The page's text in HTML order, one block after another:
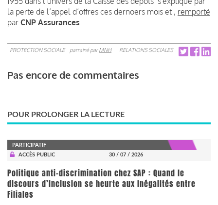
la perte de l’appel d’offres ces dernoers mois et , remporté
par CNP Assurances
PROTECTION SOCIALE parrainé parMNH RELATIONS SOCIALES
Pas encore de commentaires
POUR PROLONGER LA LECTURE
PARTICIPATIF
ACCÈS PUBLIC
30 / 07 / 2026
Politique anti-discrimination chez SAP : Quand le
discours d’inclusion se heurte aux inégalités entre
Filiales